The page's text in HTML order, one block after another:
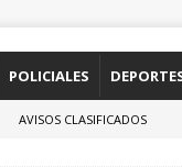
POLICIALES
AVISOS CLASIFICADOS